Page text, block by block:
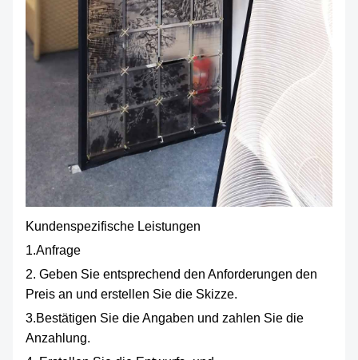
Kundenspezifische Leistungen
1.Anfrage
2. Geben Sie entsprechend den Anforderungen den
Preis an und erstellen Sie die Skizze.
3.Bestätigen Sie die Angaben und zahlen Sie die
Anzahlung.